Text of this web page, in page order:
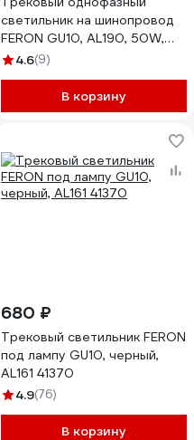
светильник на шинопровод
FERON GU10, AL190, 50W,
230V, белый 41589
4.6(9)
В корзину
680 ₽
Трековый светильник FERON
под лампу GU10, черный,
AL161 41370
4.9(76)
В корзину